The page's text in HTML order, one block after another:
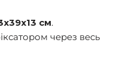
см.
через весь